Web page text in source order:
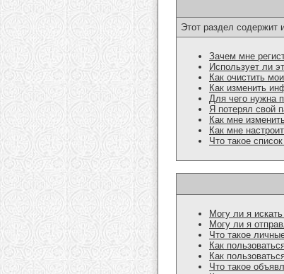
Этот раздел содержит
Зачем мне
Использует ли
Как очистить
Как изменить
Для чего нужна
Я потерял свой
Как мне
Как мне
Что такое
Могу ли я
Могу ли я
Что такое
Как
Как
Что такое